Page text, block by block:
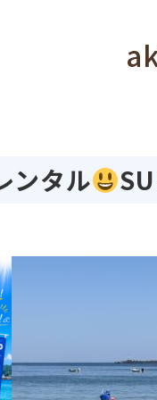
ンタル